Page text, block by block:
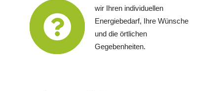
wir Ihren individuellen
Energiebedarf, Ihre Wünsche
und die örtlichen
Gegebenheiten.